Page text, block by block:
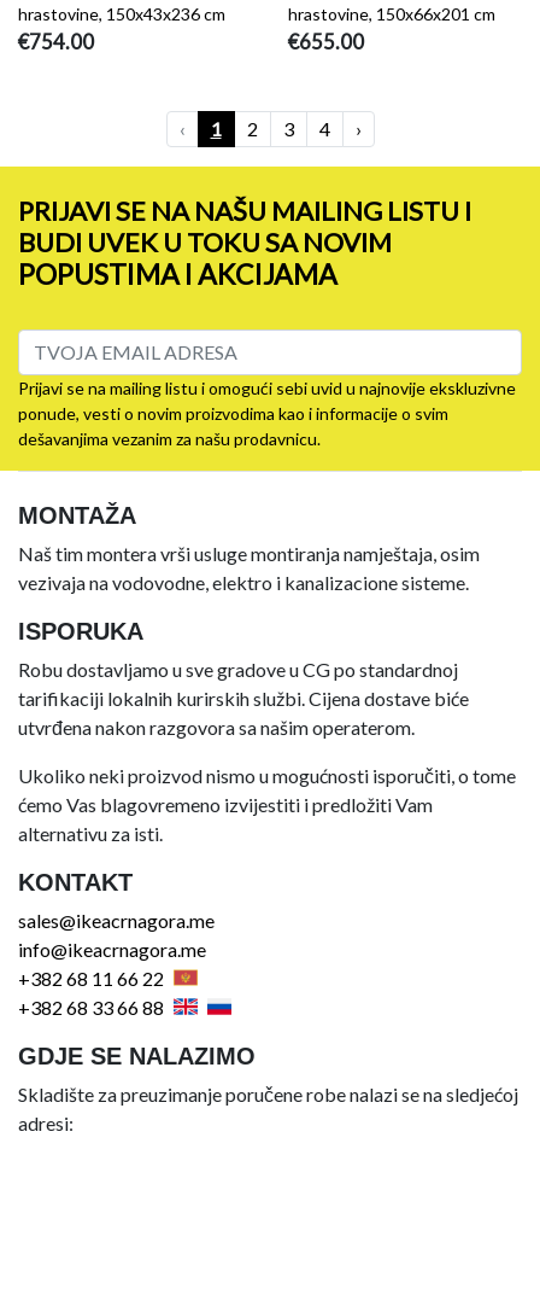
hrastovine, 150x43x236 cm
€754.00
hrastovine, 150x66x201 cm
€655.00
‹ 1 2 3 4 ›
PRIJAVI SE NA NAŠU MAILING LISTU I
BUDI UVEK U TOKU SA NOVIM
POPUSTIMA I AKCIJAMA
Prijavi se na mailing listu i omogući sebi uvid u najnovije ekskluzivne
ponude, vesti o novim proizvodima kao i informacije o svim
dešavanjima vezanim za našu prodavnicu.
MONTAŽA
Naš tim montera vrši usluge montiranja namještaja, osim
vezivaja na vodovodne, elektro i kanalizacione sisteme.
ISPORUKA
Robu dostavljamo u sve gradove u CG po standardnoj
tarifikaciji lokalnih kurirskih službi. Cijena dostave biće
utvrđena nakon razgovora sa našim operaterom.
Ukoliko neki proizvod nismo u mogućnosti isporučiti, o tome
ćemo Vas blagovremeno izvijestiti i predložiti Vam
alternativu za isti.
KONTAKT
sales@ikeacrnagora.me
info@ikeacrnagora.me
+382 68 11 66 22
+382 68 33 66 88
GDJE SE NALAZIMO
Skladište za preuzimanje poručene robe nalazi se na sledjećoj
adresi: